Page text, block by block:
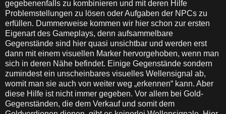
gegebenenfalls zu kombinieren und mit deren Hilfe
Problemstellungen zu lösen oder Aufgaben der NPCs zu
erfüllen. Dummerweise kommen wir hier schon zur ersten
Eigenart des Gameplays, denn aufsammelbare
Gegenstände sind hier quasi unsichtbar und werden erst
dann mit einem visuellen Marker hervorgehoben, wenn man
sich in deren Nähe befindet. Einige Gegenstände sondern
zumindest ein unscheinbares visuelles Wellensignal ab,
womit man sie auch von weiter weg „erkennen“ kann. Aber
diese Hilfe ist nicht immer gegeben. Vor allem bei Gold-
Gegenständen, die dem Verkauf und somit dem